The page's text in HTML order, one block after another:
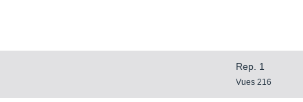
Rep. 1
Vues 216